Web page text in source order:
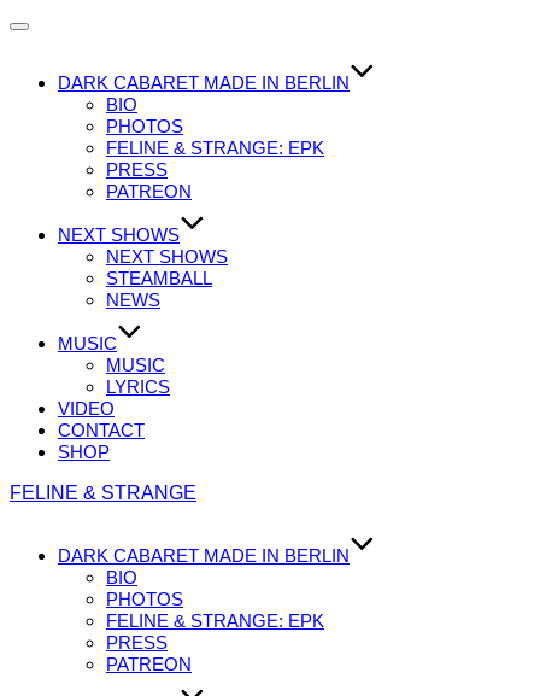
Navigation
DARK CABARET MADE IN BERLIN
BIO
PHOTOS
FELINE & STRANGE: EPK
PRESS
PATREON
NEXT SHOWS
NEXT SHOWS
STEAMBALL
NEWS
MUSIC
MUSIC
LYRICS
VIDEO
CONTACT
SHOP
Zum
FELINE & STRANGE
DARK CABARET MADE IN BERLIN
BIO
PHOTOS
FELINE & STRANGE: EPK
PRESS
PATREON